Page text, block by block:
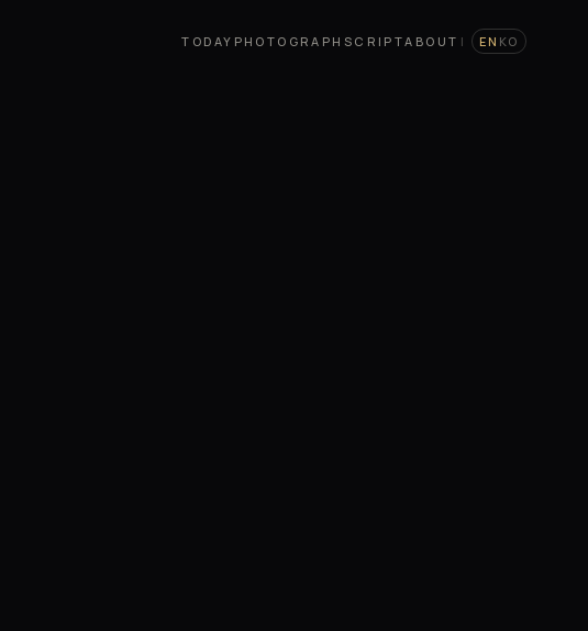
TODAY PHOTOGRAPH SCRIPTABOUT | EN KO